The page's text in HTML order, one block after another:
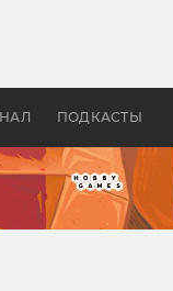
ПОДКАСТЫ
колец»